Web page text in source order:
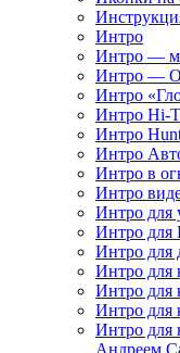
Интро
Интро —
Интро —
Интро
Интро Hi-
Интро
Интро
Интро в
Интро
Интро для
Интро для
Интро для
Интро для
Интро для
Интро для
Интро для